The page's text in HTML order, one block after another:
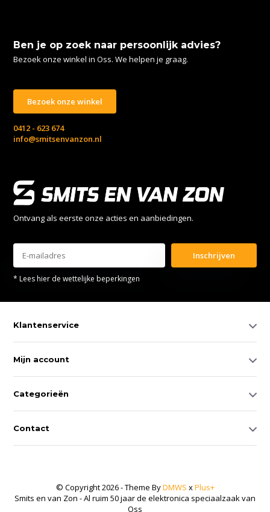
Ben je op zoek naar persoonlijk advies?
Bezoek onze winkel in Oss. We helpen je graag.
Bezoek onze winkel
0412 - 623 674
info@smitsenvanzon.nl
Ontvang als eerste onze acties en aanbiedingen.
Inschrijven
* Lees hier de wettelijke beperkingen
Klantenservice
Mijn account
Categorieën
Contact
© Copyright 2026 - Theme ByDMWS xPlus+
Smits en van Zon - Al ruim 50 jaar de elektronica speciaalzaak van
Oss